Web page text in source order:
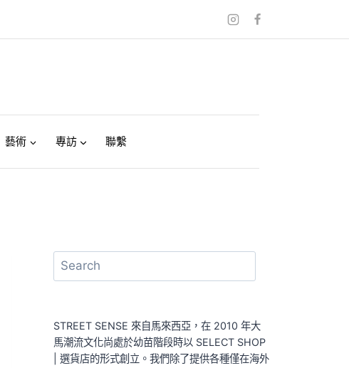
藝術 專訪 聯繫
搜
尋
STREET SENSE 來自馬來西亞，在 2010 年大
馬潮流文化尚處於幼苗階段時以 SELECT SHOP
| 選貨店的形式創立。我們除了提供各種僅在海外